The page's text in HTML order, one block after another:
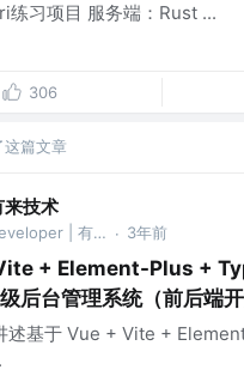
练习项目 服务端：Rust ...
306
这篇文章
来技术
Developer | 有来开源 · 3年前
+ Element-Plus +
后台管理系统（前后端开
述基于 Vue + Vite +